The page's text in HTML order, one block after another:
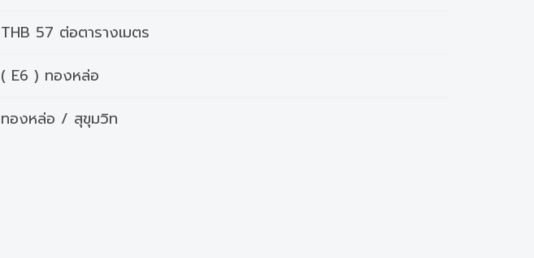
THB 57 ต่อตารางเมตร
( E6 ) ทองหล่อ
ทองหล่อ / สุขุมวิท